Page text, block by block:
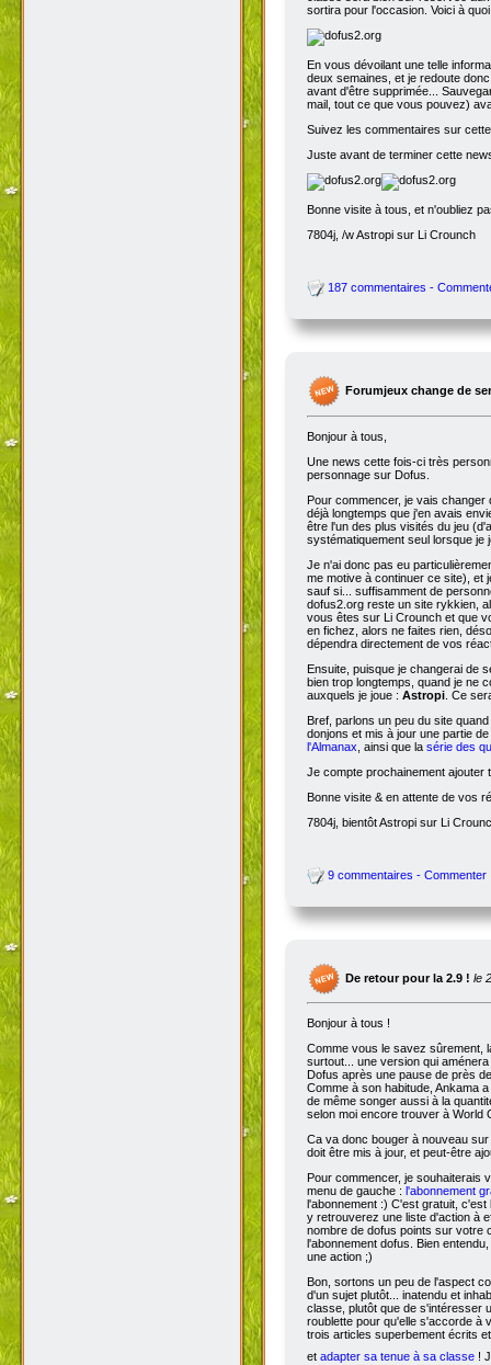
sortira pour l'occasion. Voici à
En vous dévoilant une telle
deux semaines, et je redoute
avant d'être supprimée...
mail, tout ce que vous pouvez)
Suivez les commentaires sur
Juste avant de terminer cette
Bonne visite à tous, et n'oubliez
7804j, /w Astropi sur Li Crounch
187 commentaires -
Forumjeux change de
Bonjour à tous,
Une news cette fois-ci très
personnage sur Dofus.
Pour commencer, je vais
déjà longtemps que j'en avais
être l'un des plus visités du jeu
systématiquement seul lorsque je
Je n'ai donc pas eu
me motive à continuer ce site), et
sauf si... suffisamment de
dofus2.org reste un site rykkien,
vous êtes sur Li Crounch et que
en fichez, alors ne faites rien,
dépendra directement de vos
Ensuite, puisque je changerai de
bien trop longtemps, quand je ne
auxquels je joue : Astropi . Ce
Bref, parlons un peu du site
donjons et mis à jour une partie
l'Almanax , ainsi que la série des
Je compte prochainement ajouter
Bonne visite & en attente de vos
7804j, bientôt Astropi sur Li
9 commentaires - Commenter
De retour pour la 2.9 ! le
Bonjour à tous !
Comme vous le savez sûrement,
surtout... une version qui
Dofus après une pause de près
Comme à son habitude, Ankama
de même songer aussi à la
selon moi encore trouver à World
Ca va donc bouger à nouveau
doit être mis à jour, et peut-être
Pour commencer, je
menu de gauche : l'abonnement
l'abonnement :) C'est gratuit,
y retrouverez une liste d'action à
nombre de dofus points sur votre
l'abonnement dofus. Bien
une action ;)
Bon, sortons un peu de l'aspect
d'un sujet plutôt... inatendu et
classe, plutôt que de s'intéresser
roublette pour qu'elle s'accorde à
trois articles superbement écrits
et adapter sa tenue à sa classe !